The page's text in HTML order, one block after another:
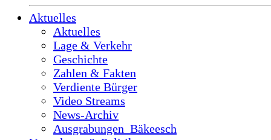
Aktuelles
Aktuelles
Lage & Verkehr
Geschichte
Zahlen & Fakten
Verdiente Bürger
Video Streams
News-Archiv
Ausgrabungen_Bäkeesch